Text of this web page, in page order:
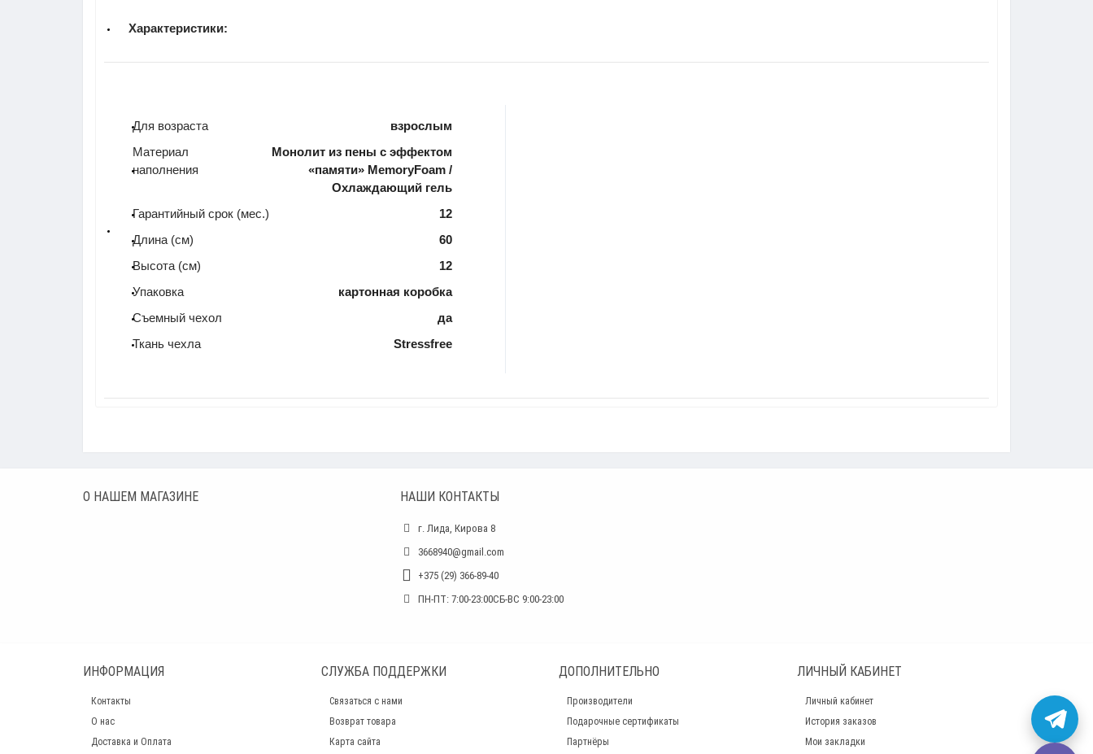
Характеристики:
Для возраста
взрослым
Материал
наполнения
Монолит из пены с эффектом
«памяти» MemoryFoam /
Охлаждающий гель
Гарантийный срок (мес.)
12
Длина (см)
60
Высота (см)
12
Упаковка
картонная коробка
Съемный чехол
да
Ткань чехла
Stressfree
О НАШЕМ МАГАЗИНЕ НАШИ КОНТАКТЫ
г. Лида, Кирова 8
3668940@gmail.com
+375 (29) 366-89-40
ПН-ПТ: 7:00-23:00СБ-ВС 9:00-23:00
ИНФОРМАЦИЯ
Контакты
О нас
Доставка и Оплата
СЛУЖБА ПОДДЕРЖКИ
Связаться с нами
Возврат товара
Карта сайта
ДОПОЛНИТЕЛЬНО
Производители
Подарочные сертификаты
Партнёры
ЛИЧНЫЙ КАБИНЕТ
Личный кабинет
История заказов
Мои закладки